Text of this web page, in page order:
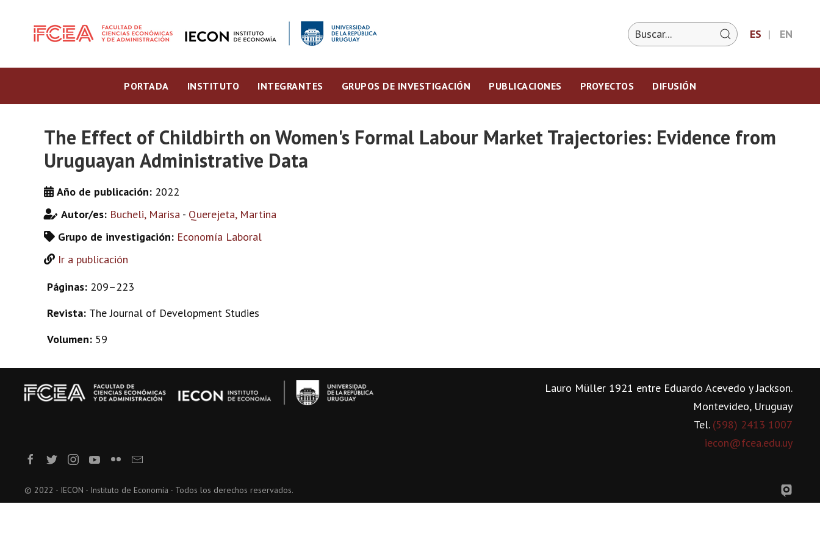
ES EN
PORTADA INSTITUTO INTEGRANTES GRUPOS DE INVESTIGACIÓN PUBLICACIONES PROYECTOS DIFUSIÓN
The Effect of Childbirth on Women's Formal Labour Market Trajectories: Evidence from
Uruguayan Administrative Data
Año de publicación: 2022
Autor/es: Bucheli, Marisa - Querejeta, Martina
Grupo de investigación: Economía Laboral
Ir a publicación
Páginas: 209–223
Revista: The Journal of Development Studies
Volumen: 59
Lauro Müller 1921 entre Eduardo Acevedo y Jackson.
Montevideo, Uruguay
Tel. (598) 2413 1007
iecon@fcea.edu.uy
© 2022 - IECON - Instituto de Economía - Todos los derechos reservados.